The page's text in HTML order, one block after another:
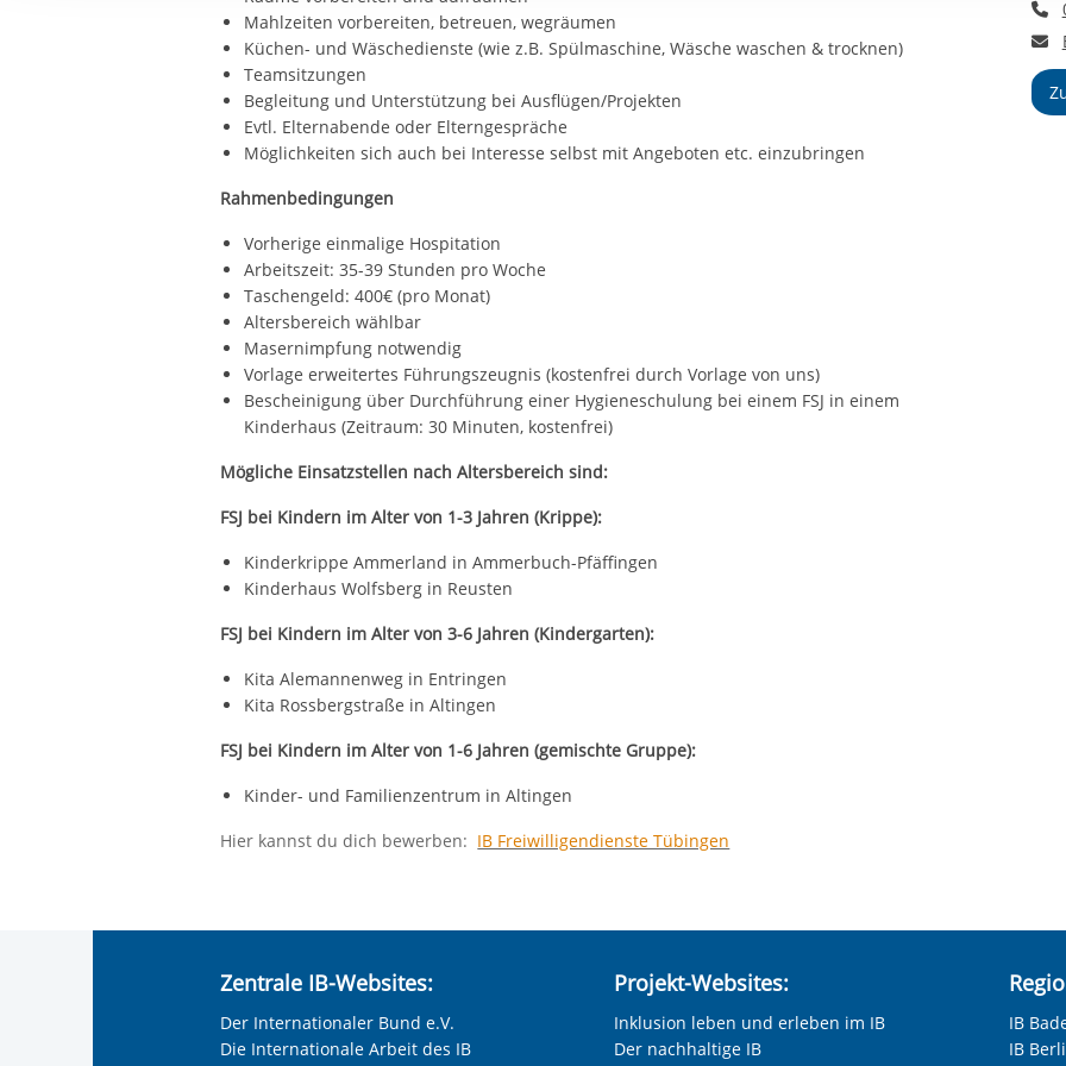
Ihre etwaige Einwilligung erstreckt sich nicht auf notwendige Cookies, die erforderlich zur
der von Ihnen aufgerufenen und somit gewünschten Website-Funktionen sind. Diese
aufgrund berechtigter Interessen und daher unabhängig von einer Einwilligung.
Mahlzeiten vorbereiten, betreuen, wegräumen
Küchen- und Wäschedienste (wie z.B. Spülmaschine, Wäsche waschen & trocknen)
Teamsitzungen
Begleitung und Unterstützung bei Ausflügen/Projekten
Evtl. Elternabende oder Elterngespräche
Möglichkeiten sich auch bei Interesse selbst mit Angeboten etc. einzubringen
Rahmenbedingungen
Vorherige einmalige Hospitation
Arbeitszeit: 35-39 Stunden pro Woche
Taschengeld: 400€ (pro Monat)
Altersbereich wählbar
Masernimpfung notwendig
Vorlage erweitertes Führungszeugnis (kostenfrei durch Vorlage von uns)
Bescheinigung über Durchführung einer Hygieneschulung bei einem FSJ in einem
Kinderhaus (Zeitraum: 30 Minuten, kostenfrei)
Mögliche Einsatzstellen nach Altersbereich sind:
FSJ bei Kindern im Alter von 1-3 Jahren (Krippe):
Kinderkrippe Ammerland in Ammerbuch-Pfäffingen
Kinderhaus Wolfsberg in Reusten
FSJ bei Kindern im Alter von 3-6 Jahren (Kindergarten):
Kita Alemannenweg in Entringen
Kita Rossbergstraße in Altingen
FSJ bei Kindern im Alter von 1-6 Jahren (gemischte Gruppe):
Kinder- und Familienzentrum in Altingen
Hier kannst du dich bewerben: IB Freiwilligendienste Tübingen
Zentrale IB-Websites:
Der Internationaler Bund e.V.
Die Internationale Arbeit des IB
Projekt-Websites:
Inklusion leben und erleben im IB
Der nachhaltige IB
IB
IB